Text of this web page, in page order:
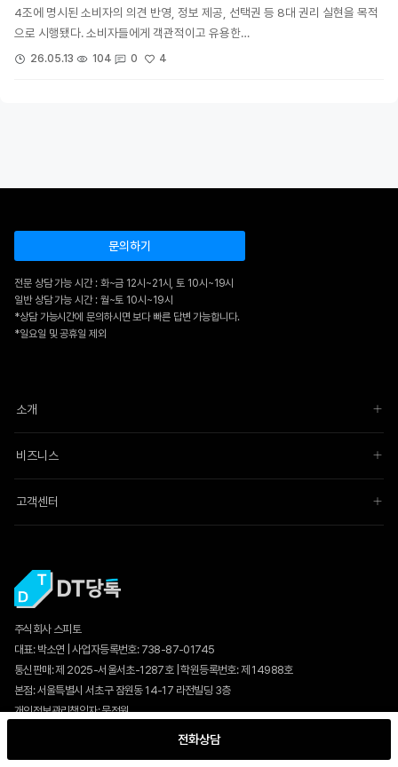
4조에 명시된 소비자의 의견 반영, 정보 제공, 선택권 등 8대 권리 실현을 목적
으로 시행됐다. 소비자들에게 객관적이고 유용한…
26.05.13 104 0 4
문의하기
전문 상담 가능 시간 : 화~금 12시~21시, 토 10시~19시
일반 상담 가능 시간 : 월~토 10시~19시
*상담 가능시간에 문의하시면 보다 빠른 답변 가능합니다.
*일요일 및 공휴일 제외
소개
비즈니스
고객센터
주식회사 스피토
대표: 박소연 | 사업자등록번호: 738-87-01745
통신판매:제 2025-서울서초-1287호| 학원등록번호: 제 14988호
본점: 서울특별시 서초구 잠원동 14-17 라전빌딩 3층
개인정보관리책임자: 문정원
전화번호: 0507-1358-1758 | 팩스: 0504-247-3991
전화상담